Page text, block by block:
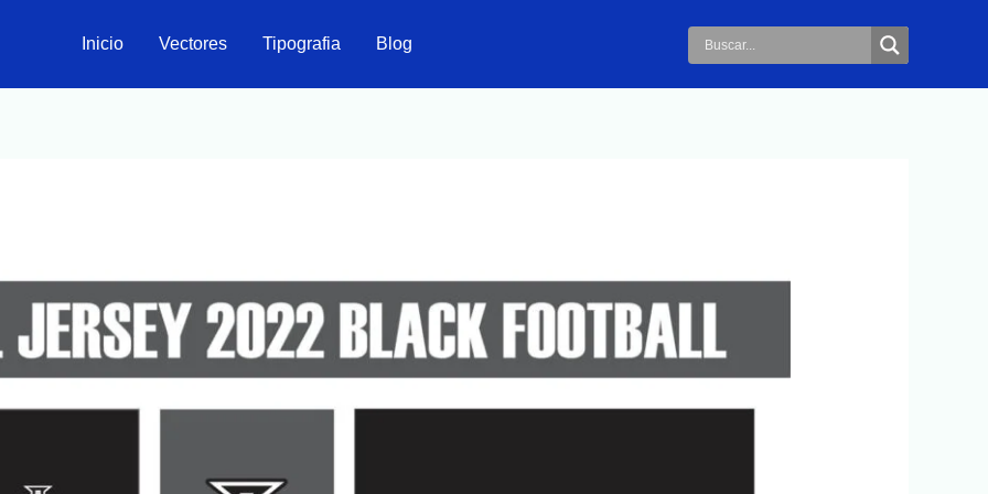
Inicio Vectores Tipografia Blog